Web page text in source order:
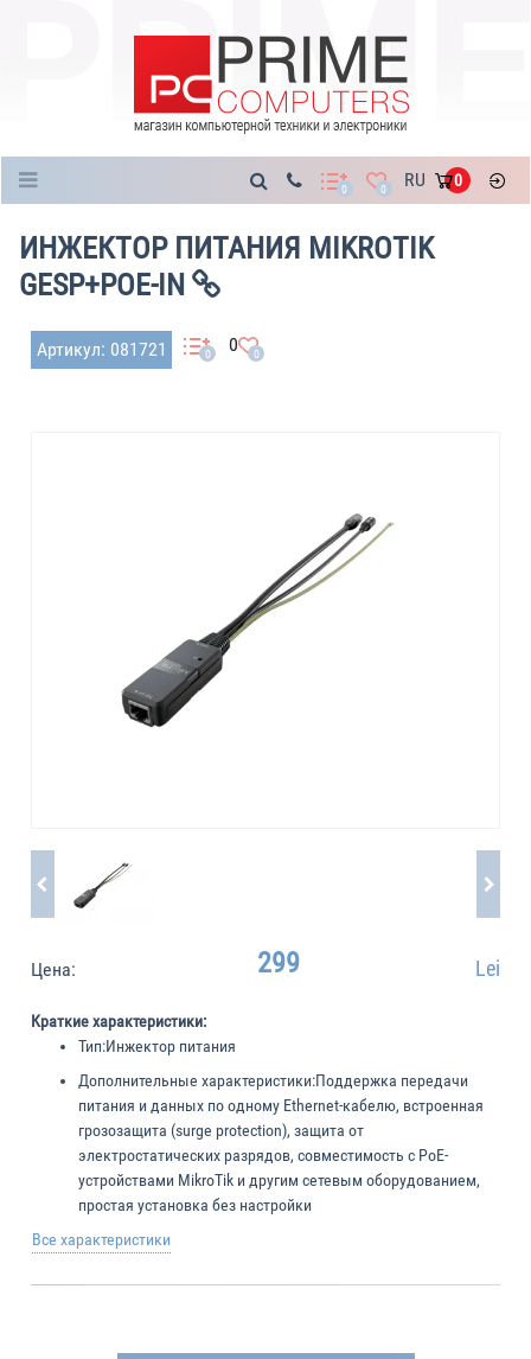
0 0 RU 0
ИНЖЕКТОР ПИТАНИЯ MIKROTIK
GESP+POE-IN
Артикул: 081721 0 0 0
Цена: 299 Lei
Краткие характеристики:
Тип:Инжектор питания
Дополнительные характеристики:Поддержка передачи
питания и данных по одному Ethernet-кабелю, встроенная
грозозащита (surge protection), защита от
электростатических разрядов, совместимость с PoE-
устройствами MikroTik и другим сетевым оборудованием,
простая установка без настройки
Все характеристики